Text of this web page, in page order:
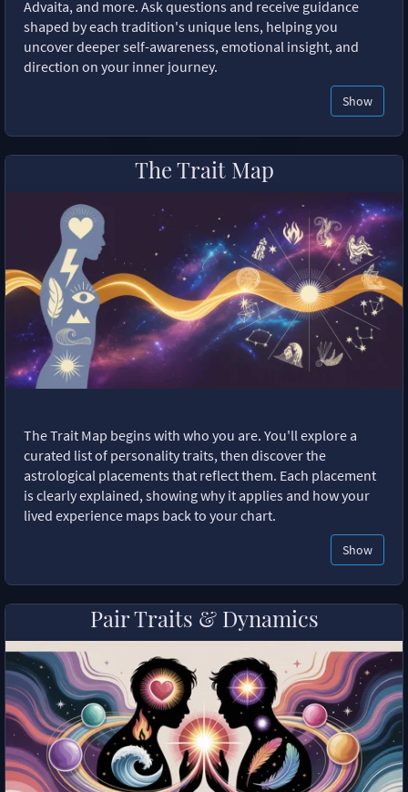
Advaita, and more. Ask questions and receive guidance
shaped by each tradition's unique lens, helping you
uncover deeper self-awareness, emotional insight, and
direction on your inner journey.
Show
The Trait Map
The Trait Map begins with who you are. You'll explore a
curated list of personality traits, then discover the
astrological placements that reflect them. Each placement
is clearly explained, showing why it applies and how your
lived experience maps back to your chart.
Show
Pair Traits & Dynamics